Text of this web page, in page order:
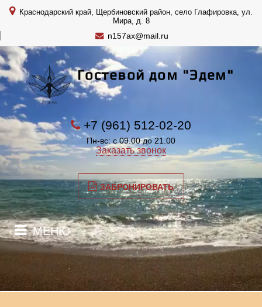
Краснодарский край, Щербиновский район, село Глафировка, ул.
Мира, д. 8
n157ax@mail.ru
Гостевой дом "Эдем"
+7 (961) 512-02-20
Пн-вс: с 09.00 до 21.00
Заказать звонок
ЗАБРОНИРОВАТЬ
МЕНЮ